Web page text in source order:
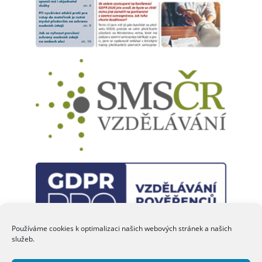
Používáme cookies k optimalizaci našich webových stránek a našich
služeb.
každodenní práci. Ničím nerušené čtení a pohodové letní
dny vám přeje